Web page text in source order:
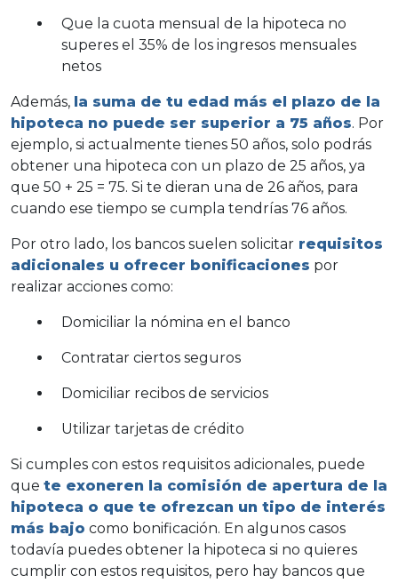
Que la cuota mensual de la hipoteca no
superes el 35% de los ingresos mensuales
netos
Además, la suma de tu edad más el plazo de la
hipoteca no puede ser superior a 75 años. Por
ejemplo, si actualmente tienes 50 años, solo podrás
obtener una hipoteca con un plazo de 25 años, ya
que 50 + 25 = 75. Si te dieran una de 26 años, para
cuando ese tiempo se cumpla tendrías 76 años.
Por otro lado, los bancos suelen solicitar requisitos
adicionales u ofrecer bonificaciones por
realizar acciones como:
Domiciliar la nómina en el banco
Contratar ciertos seguros
Domiciliar recibos de servicios
Utilizar tarjetas de crédito
Si cumples con estos requisitos adicionales, puede
que te exoneren la comisión de apertura de la
hipoteca o que te ofrezcan un tipo de interés
más bajo como bonificación. En algunos casos
todavía puedes obtener la hipoteca si no quieres
cumplir con estos requisitos, pero hay bancos que